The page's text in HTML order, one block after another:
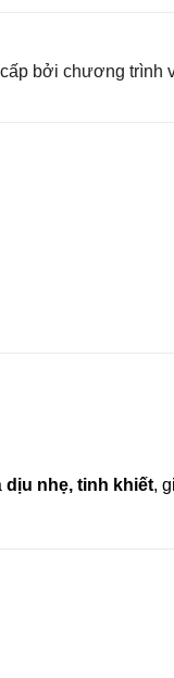
bởi chương trình
dịu nhẹ, tinh khiết,